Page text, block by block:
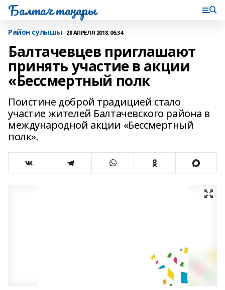
Балтач таңнары
Район сулышы 28 АПРЕЛЯ 2018, 06:34
Балтачевцев приглашают
принять участие в акции
«Бессмертный полк
Поистине доброй традицией стало
участие жителей Балтачевского района в
международной акции «Бессмертный
полк».